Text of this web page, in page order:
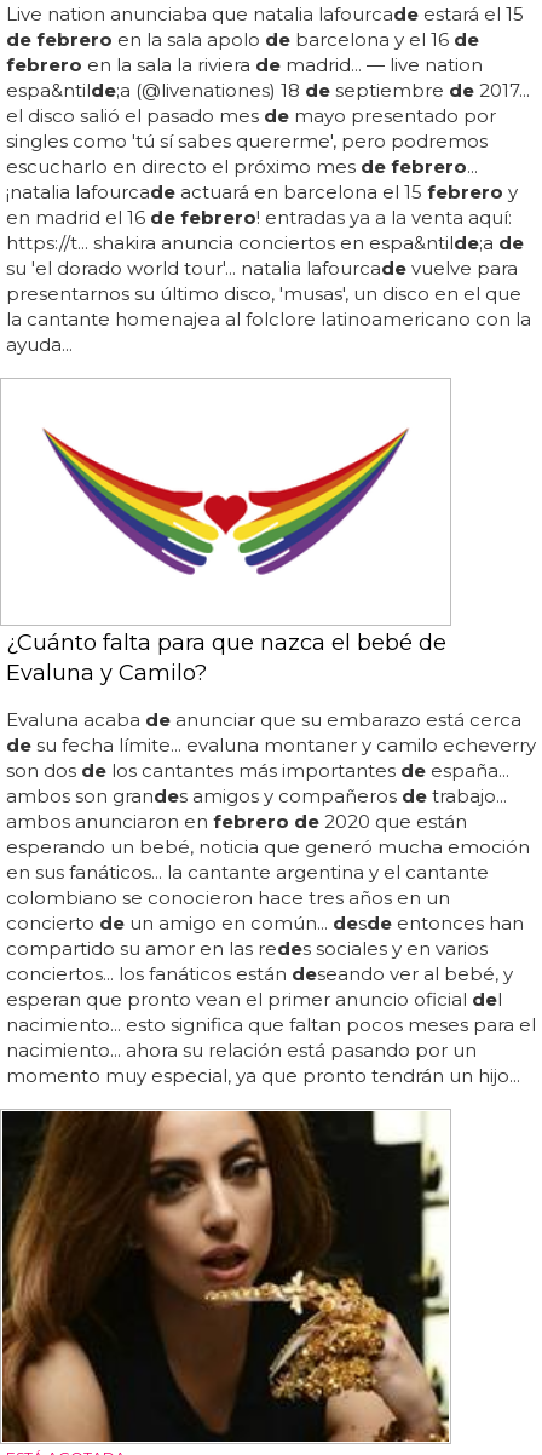
Live nation anunciaba que natalia lafourcade estará el 15
de febrero en la sala apolo de barcelona y el 16 de
febrero en la sala la riviera de madrid... — live nation
espa&ntilde;a (@livenationes) 18 de septiembre de 2017...
el disco salió el pasado mes de mayo presentado por
singles como 'tú sí sabes quererme', pero podremos
escucharlo en directo el próximo mes de febrero...
¡natalia lafourcade actuará en barcelona el 15 febrero y
en madrid el 16 de febrero! entradas ya a la venta aquí:
https://t... shakira anuncia conciertos en espa&ntilde;a de
su 'el dorado world tour'... natalia lafourcade vuelve para
presentarnos su último disco, 'musas', un disco en el que
la cantante homenajea al folclore latinoamericano con la
ayuda...
¿Cuánto falta para que nazca el bebé de
Evaluna y Camilo?
Evaluna acaba de anunciar que su embarazo está cerca
de su fecha límite... evaluna montaner y camilo echeverry
son dos de los cantantes más importantes de españa...
ambos son grandes amigos y compañeros de trabajo...
ambos anunciaron en febrero de 2020 que están
esperando un bebé, noticia que generó mucha emoción
en sus fanáticos... la cantante argentina y el cantante
colombiano se conocieron hace tres años en un
concierto de un amigo en común... desde entonces han
compartido su amor en las redes sociales y en varios
conciertos... los fanáticos están deseando ver al bebé, y
esperan que pronto vean el primer anuncio oficial del
nacimiento... esto significa que faltan pocos meses para el
nacimiento... ahora su relación está pasando por un
momento muy especial, ya que pronto tendrán un hijo...